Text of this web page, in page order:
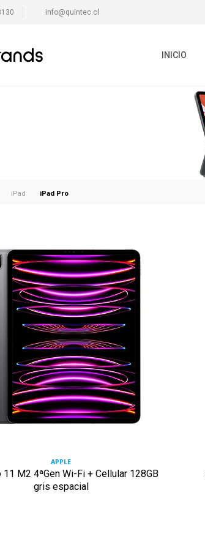
info@quintec.cl
INICIO
iPad iPad Pro
APPLE
11 M2 4ªGen Wi-Fi + Cellular 128GB
gris espacial